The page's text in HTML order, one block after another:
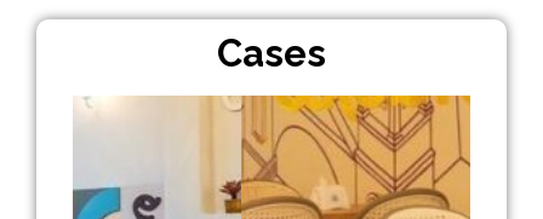
Cases